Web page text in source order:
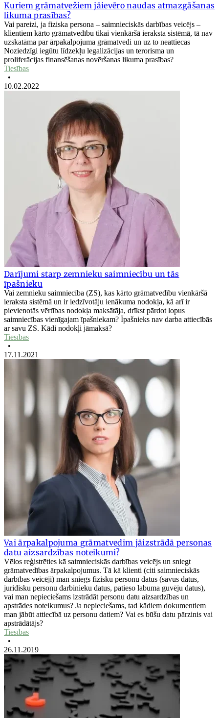
Kuriem grāmatvežiem jāievēro naudas atmazgāšanas
likuma prasības?
Vai pareizi, ja fiziska persona – saimnieciskās darbības veicējs –
klientiem kārto grāmatvedību tikai vienkāršā ieraksta sistēmā, tā nav
uzskatāma par ārpakalpojuma grāmatvedi un uz to neattiecas
Noziedzīgi iegūtu līdzekļu legalizācijas un terorisma un
proliferācijas finansēšanas novēršanas likuma prasības?
Tiesības
•
10.02.2022
Darījumi starp zemnieku saimniecību un tās
īpašnieku
Vai zemnieku saimniecība (ZS), kas kārto grāmatvedību vienkāršā
ieraksta sistēmā un ir iedzīvotāju ienākuma nodokļa, kā arī ir
pievienotās vērtības nodokļa maksātāja, drīkst pārdot lopus
saimniecības vienīgajam īpašniekam? Īpašnieks nav darba attiecībās
ar savu ZS. Kādi nodokļi jāmaksā?
Tiesības
•
17.11.2021
Vai ārpakalpojuma grāmatvedim jāizstrādā personas
datu aizsardzības noteikumi?
Vēlos reģistrēties kā saimnieciskās darbības veicējs un sniegt
grāmatvedības ārpakalpojumus. Tā kā klienti (citi saimnieciskās
darbības veicēji) man sniegs fizisku personu datus (savus datus,
juridisku personu darbinieku datus, patieso labuma guvēju datus),
vai man nepieciešams izstrādāt personu datu aizsardzības un
apstrādes noteikumus? Ja nepieciešams, tad kādiem dokumentiem
man jābūt attiecībā uz personu datiem? Vai es būšu datu pārzinis vai
apstrādātājs?
Tiesības
•
26.11.2019